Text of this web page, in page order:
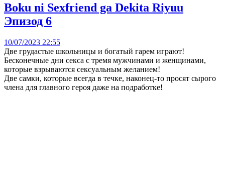
Boku ni Sexfriend ga Dekita Riyuu
Эпизод 6
10/07/2023 22:55
Две грудастые школьницы и богатый гарем играют!
Бесконечные дни секса с тремя мужчинами и женщинами,
которые взрываются сексуальным желанием!
Две самки, которые всегда в течке, наконец-то просят сырого
члена для главного героя даже на подработке!